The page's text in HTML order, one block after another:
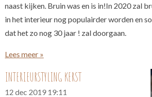
naast kijken. Bruin was en is in!In 2020 zal
in het interieur nog populairder worden en
dat het zo nog 30 jaar ! zal doorgaan.
Lees meer »
INTERIEURSTYLING KERST
12 dec 2019 19:11